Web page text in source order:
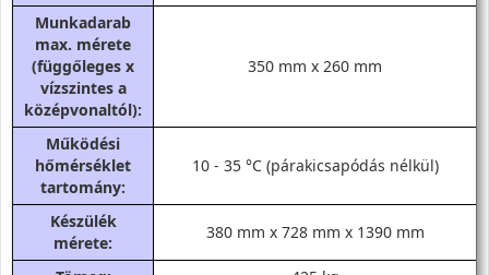
Munkadarab
max. mérete
(függőleges x
vízszintes a
középvonaltól):
350 mm x 260 mm
Működési
hőmérséklet
tartomány:
10 - 35 °C (párakicsapódás nélkül)
Készülék
mérete:
380 mm x 728 mm x 1390 mm